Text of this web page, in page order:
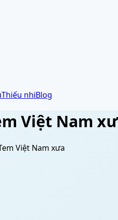
Thiếu nhiBlog
Việt Nam
Việt Nam xưa